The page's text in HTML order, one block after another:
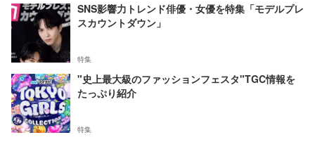
SNS影響力トレンド俳優・女優を特集「モデルプレ
スカウントダウン」
特集
"史上最大級のファッションフェスタ"TGC情報を
たっぷり紹介
特集